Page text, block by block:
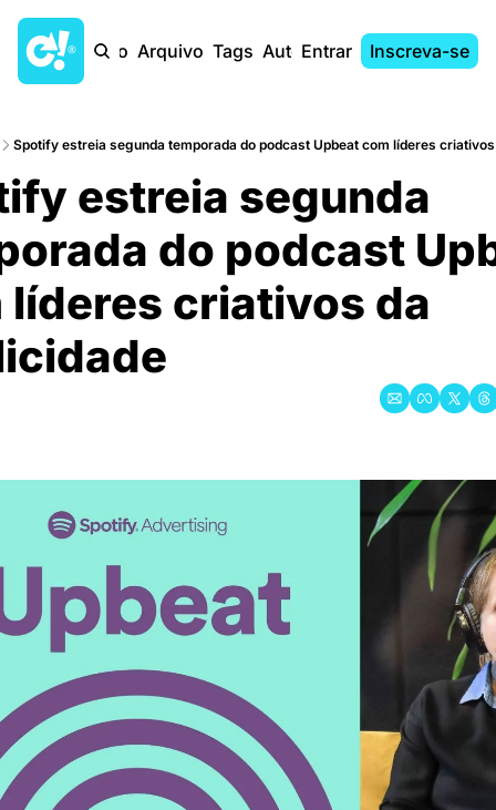
Início Arquivo Tags AutoresEntrar Inscreva-se
Spotify estreia segunda temporada do podcast Upbeat com líderes
estreia segunda
do podcast
líderes criativos da